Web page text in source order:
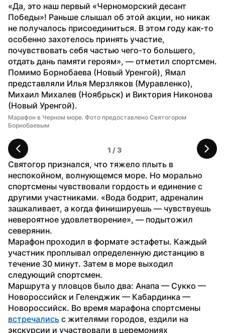
«Да, это наш первый «Черноморский десант
Победы»! Раньше слышал об этой акции, но никак
не получалось присоединиться. В этом году как-то
особенно захотелось принять участие,
почувствовать себя частью чего-то большего,
отдать дань памяти героям», — отметил спортсмен.
Помимо Борнобаева (Новый Уренгой), Ямал
представляли Илья Мерзляков (Муравленко),
Михаил Михалев (Ноябрьск) и Виктория Никонова
(Новый Уренгой).
1 / 3
Марафон в Черном море. Фото предоставлено Святогором
Борнобаевым
Святогор признался, что тяжело плыть в
неспокойном, волнующемся море. Но морально
спортсмены чувствовали гордость и единение с
другими участниками. «Вода бодрит, адреналин
зашкаливает, а когда финишируешь — чувствуешь
невероятное удовлетворение», — подытожил
северянин.
Марафон проходил в формате эстафеты. Каждый
участник проплывал определенную дистанцию в
течение 30 минут. Затем в море выходил
следующий спортсмен.
Маршрута у пловцов было два: Анапа — Сукко —
Новороссийск и Геленджик — Кабардинка —
встречались с жителями городов, ездили на
экскурсии и участвовали в церемониях